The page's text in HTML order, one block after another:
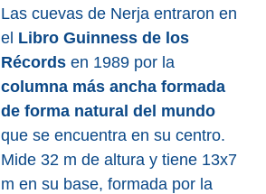
Visitas
Guiadas
Viator.com
Trenes
via
Las cuevas de Nerja entraron en
el Libro Guinness de los
Récordsen 1989 por la
columna más ancha formada
de forma natural del mundo
que se encuentra en su centro.
Mide 32 m de altura y tiene 13x7
m en su base, formada por la